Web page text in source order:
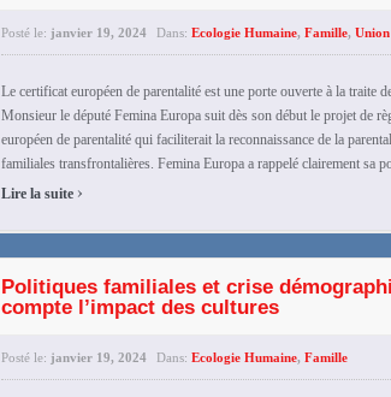
Posté le: janvier 19, 2024 Dans: Ecologie Humaine, Famille, Union
Le certificat européen de parentalité est une porte ouverte à la traite
Monsieur le député Femina Europa suit dès son début le projet de
européen de parentalité qui faciliterait la reconnaissance de la
familiales transfrontalières. Femina Europa a rappelé clairement sa
Lire la suite ›
Politiques familiales et crise
compte l’impact des cultures
Posté le: janvier 19, 2024 Dans: Ecologie Humaine, Famille